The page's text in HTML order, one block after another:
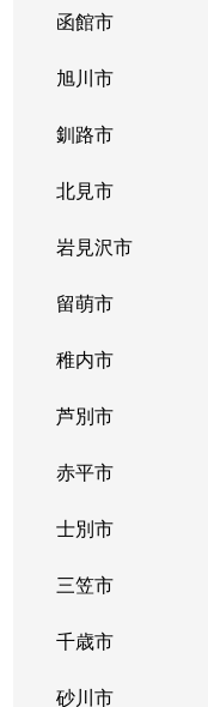
月寒東５条
豊平２条
豊平２条
豊平３条
豊平４条
豊平４条
豊平４条
豊平６条
豊平８条
豊平８条
豊平９条
中の島１条
函館市
旭川市
釧路市
北見市
岩見沢市
留萌市
稚内市
芦別市
赤平市
士別市
三笠市
千歳市
砂川市